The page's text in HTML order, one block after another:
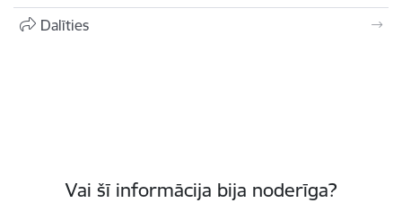
Dalīties
Vai šī informācija bija noderīga?